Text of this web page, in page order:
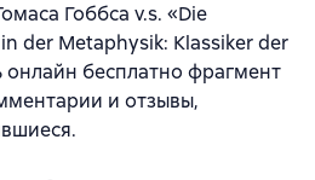
Гоббса v.s. «Die
der Metaphysik: Klassiker der
бесплатно фрагмент
и отзывы,